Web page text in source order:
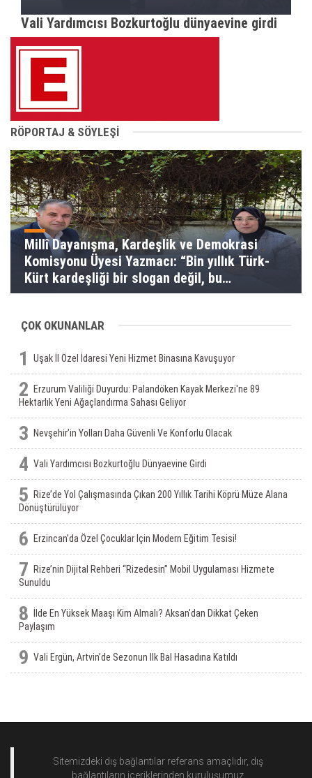
Vali Yardımcısı Bozkurtoğlu dünyaevine girdi
RÖPORTAJ & SÖYLEŞİ
Millî Dayanışma, Kardeşlik ve Demokrasi
Komisyonu Üyesi Yazmacı: “Bin yıllık Türk-
Kürt kardeşliği bir slogan değil, bu
toprakların gerçeğidir”
ÇOK OKUNANLAR
1 Uşak İl Özel İdaresi Yeni Hizmet Binasına Kavuşuyor
2
Erzurum Valiliği Duyurdu: Palandöken Kayak Merkezi'ne 89
Hektarlık Yeni Ağaçlandırma Sahası Geliyor
3 Nevşehir’in Yolları Daha Güvenli Ve Konforlu Olacak
4 Vali Yardımcısı Bozkurtoğlu Dünyaevine Girdi
5
Rize’de Yol Çalışmasında Çıkan 200 Yıllık Tarihi Köprü Müze Alana
Dönüştürülüyor
6 Erzincan’da Özel Çocuklar Için Modern Eğitim Tesisi!
7
Rize’nin Dijital Rehberi “Rizedesin” Mobil Uygulaması Hizmete
Sunuldu
8
İlde En Yüksek Maaşı Kim Almalı? Aksan'dan Dikkat Çeken
Paylaşım
9 Vali Ergün, Artvin’de Sezonun Ilk Bal Hasadına Katıldı
Sitemizdeki dış bağlantılar referans amaçlıdır, dış
bağlantıların içeriklerinden kuruluşumuz